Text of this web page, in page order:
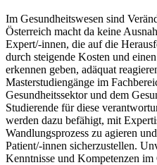
Im Gesundheitswesen sind
Österreich macht da keine
Expert/-innen, die auf die
durch steigende Kosten und
erkennen geben, adäquat
Masterstudiengänge im
Gesundheitssektor und dem
Studierende für diese
werden dazu befähigt, mit
Wandlungsprozess zu agieren
Patient/-innen sicherzustellen.
Kenntnisse und Kompetenzen im